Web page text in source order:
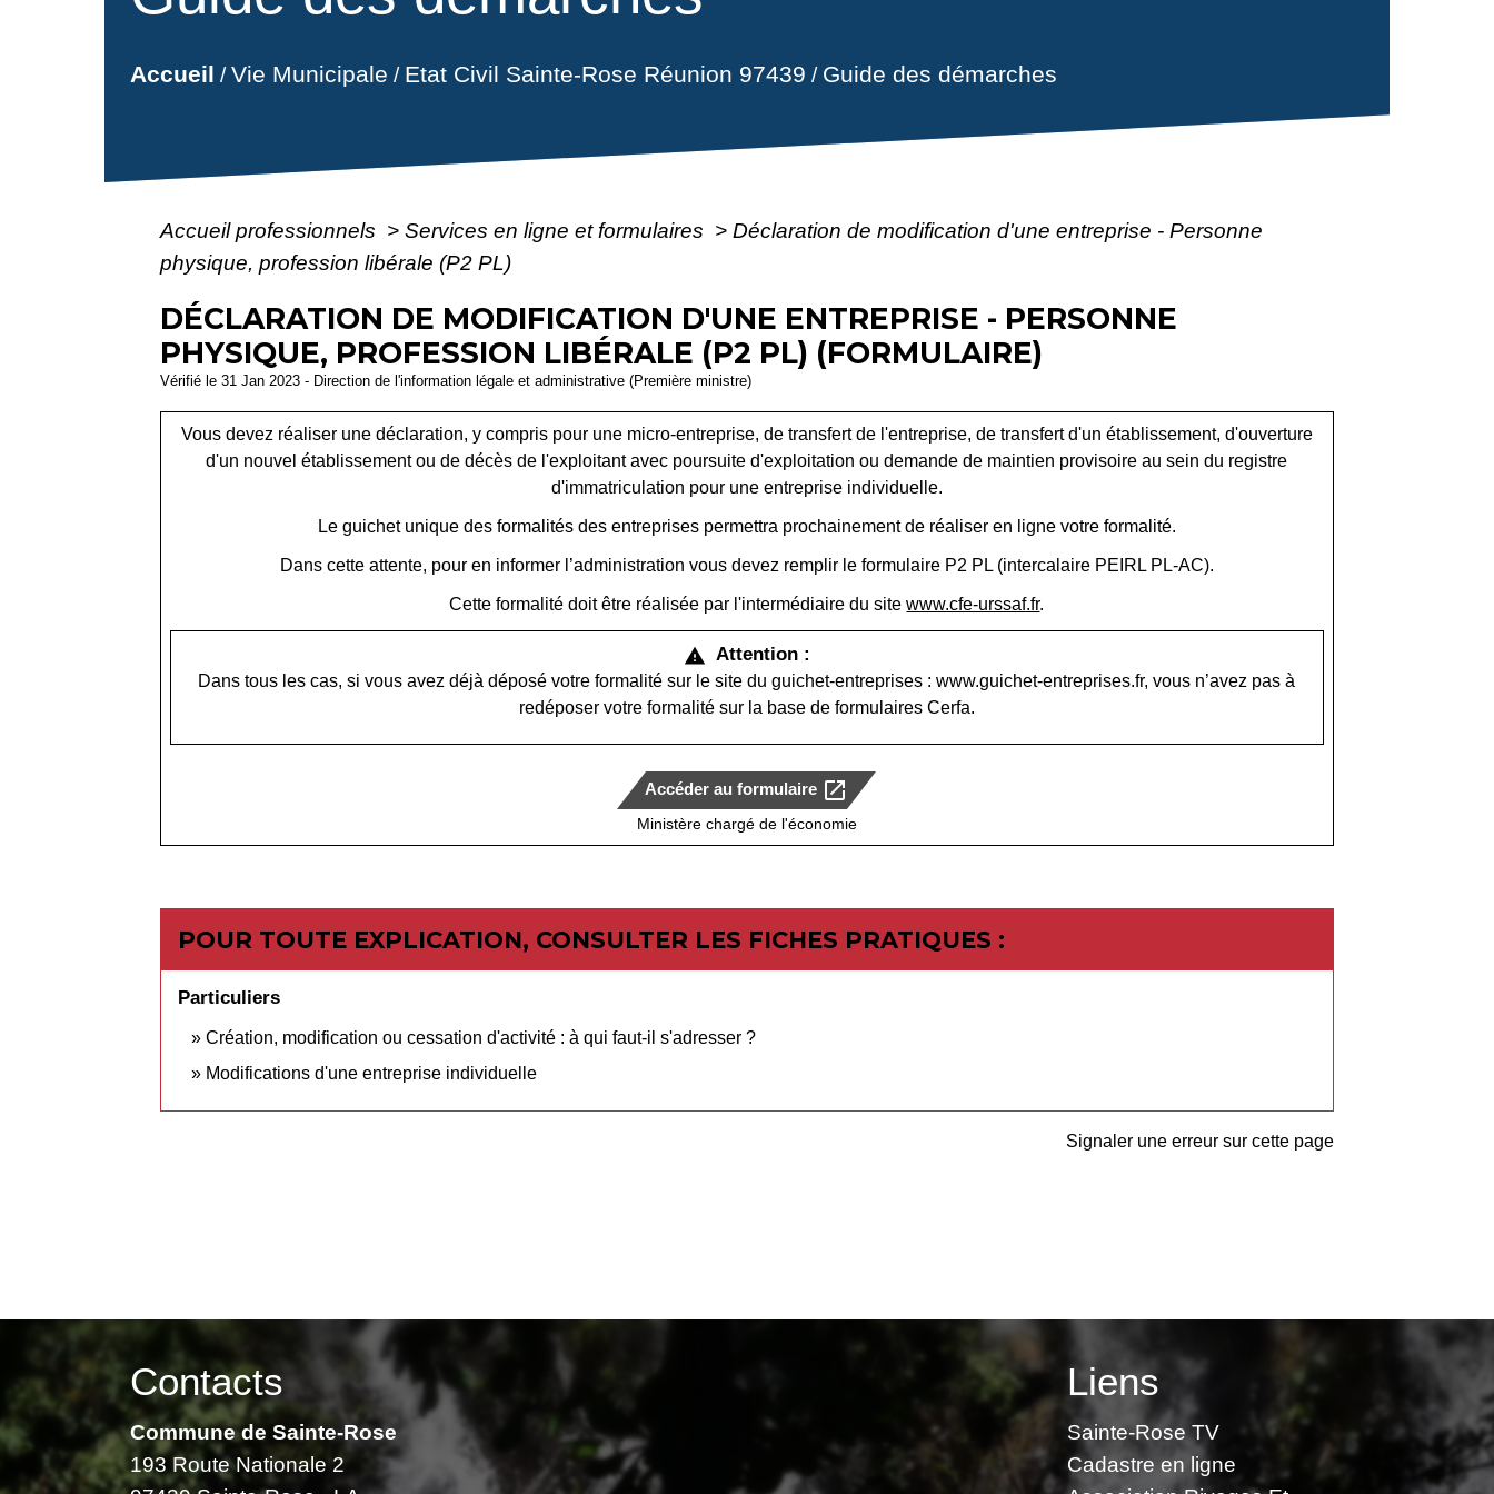
Accueil /Vie Municipale / Etat Civil Sainte-Rose Réunion 97439 / Guide des démarches
Accueil professionnels > Services en ligne et formulaires > Déclaration de modification d'une entreprise - Personne
physique, profession libérale (P2 PL)
DÉCLARATION DE MODIFICATION D'UNE ENTREPRISE - PERSONNE
PHYSIQUE, PROFESSION LIBÉRALE (P2 PL) (FORMULAIRE)
Vérifié le 31 Jan 2023 - Direction de l'information légale et administrative (Première ministre)
Vous devez réaliser une déclaration, y compris pour une micro-entreprise, de transfert de l'entreprise, de transfert d'un établissement, d'ouverture
d'un nouvel établissement ou de décès de l'exploitant avec poursuite d'exploitation ou demande de maintien provisoire au sein du registre
d'immatriculation pour une entreprise individuelle.
Le guichet unique des formalités des entreprises permettra prochainement de réaliser en ligne votre formalité.
Dans cette attente, pour en informer l’administration vous devez remplir le formulaire P2 PL (intercalaire PEIRL PL-AC).
Cette formalité doit être réalisée par l'intermédiaire du sitewww.cfe-urssaf.fr.
warning Attention :
Dans tous les cas, si vous avez déjà déposé votre formalité sur le site du guichet-entreprises : www.guichet-entreprises.fr, vous n’avez pas à
redéposer votre formalité sur la base de formulaires Cerfa.
Accéder au formulaire open_in_new
Ministère chargé de l'économie
POUR TOUTE EXPLICATION, CONSULTER LES FICHES PRATIQUES :
Particuliers
Création, modification ou cessation d'activité : à qui faut-il s'adresser ?
Modifications d'une entreprise individuelle
Signaler une erreur sur cette page
Contacts
Commune de Sainte-Rose
193 Route Nationale 2
Liens
Sainte-Rose TV
Cadastre en ligne